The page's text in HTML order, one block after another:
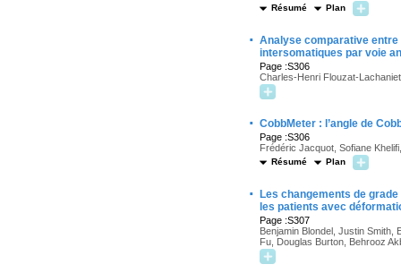
Résumé Plan
· Analyse comparative entre
intersomatiques par voie
Page :S306
Charles-Henri Flouzat-
· CobbMeter : l’angle de
Page :S306
Frédéric Jacquot, Sofiane
Résumé Plan
·
Les changements de
les patients avec
Page :S307
Benjamin Blondel, Justin
Fu, Douglas Burton, Behrooz